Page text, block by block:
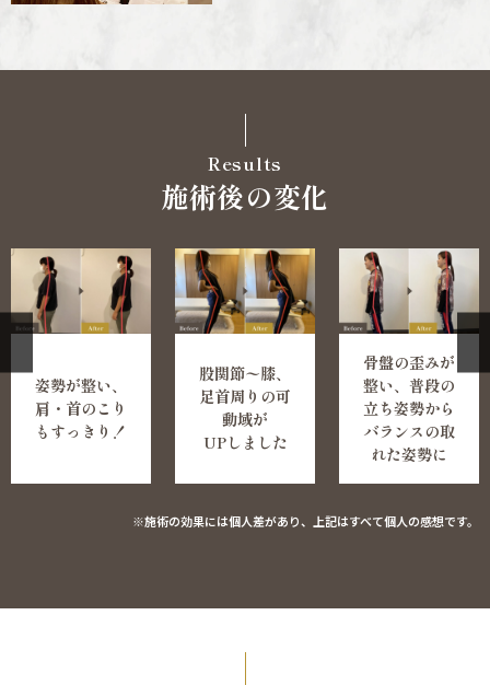
Results
施術後の変化
姿勢が整い、
肩・首のこり
もすっきり！
股関節〜膝、
足首周りの可
動域が
UPしました
骨盤の歪みが
整い、普段の
立ち姿勢から
バランスの取
れた姿勢に
※施術の効果には個人差があり、上記はすべて個人の感想です。